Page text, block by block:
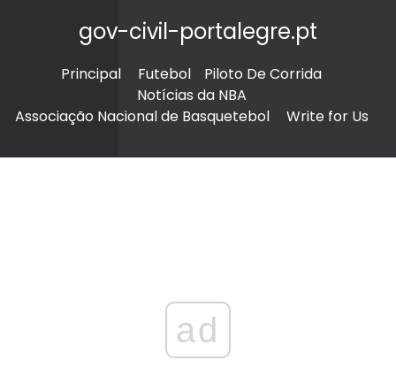
gov-civil-portalegre.pt
Principal Futebol
Piloto De Corrida
Notícias da NBA
Associação Nacional de Basquetebol
Write for Us
ad